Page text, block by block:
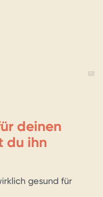
deinen
du ihn
gesund für